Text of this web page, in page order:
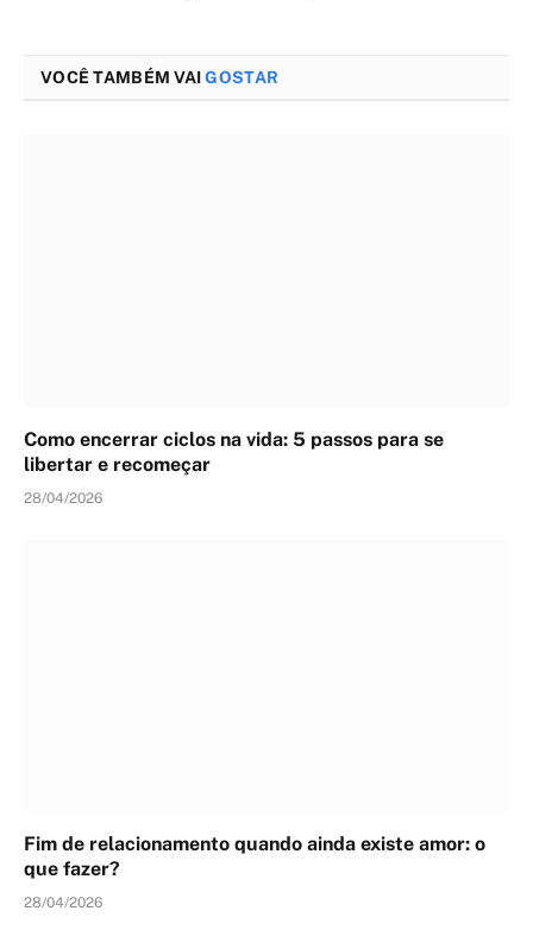
VOCÊ TAMBÉM VAIGOSTAR
Como encerrar ciclos na vida: 5 passos para se
libertar e recomeçar
28/04/2026
Fim de relacionamento quando ainda existe amor: o
que fazer?
28/04/2026